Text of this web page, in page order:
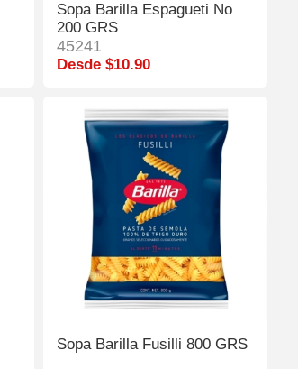
Sopa Barilla Espagueti No
200 GRS
45241
Desde $10.90
Sopa Barilla Fusilli 800 GRS